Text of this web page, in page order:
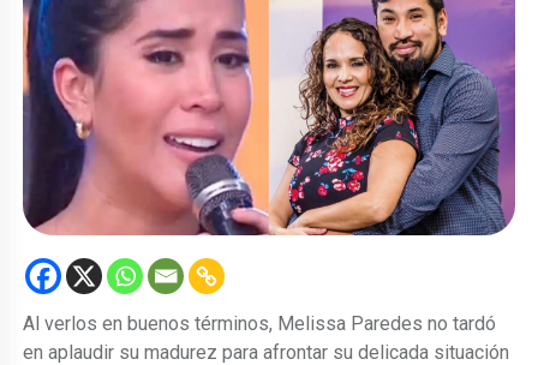
Al verlos en buenos términos, Melissa Paredes no tardó
en aplaudir su madurez para afrontar su delicada situación